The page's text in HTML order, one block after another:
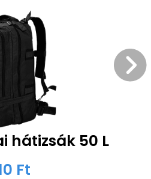
hátizsák 50 L
Ft